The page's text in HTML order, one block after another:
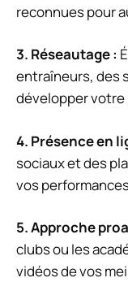
reconnues pour
3. Réseautage:
entraîneurs, des
développer votre
4. Présence en
sociaux et des
vos
5.Approche
clubs ou les
vidéos de vos